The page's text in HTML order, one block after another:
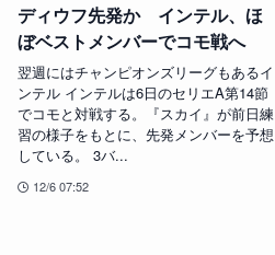
ディウフ先発か インテル、ほ
ぼベストメンバーでコモ戦へ
翌週にはチャンピオンズリーグもあるイ
ンテル インテルは6日のセリエA第14節
でコモと対戦する。『スカイ』が前日練
習の様子をもとに、先発メンバーを予想
している。 3バ...
12/6 07:52